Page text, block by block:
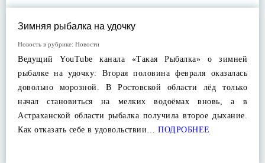
Зимняя рыбалка на удочку
Новость в рубрике: Новости
Ведущий YouTube канала «Такая Рыбалка» о зимней
рыбалке на удочку: Вторая половина февраля оказалась
довольно морозной. В Ростовской области лёд только
начал становиться на мелких водоёмах вновь, а в
Астраханской области рыбалка получила второе дыхание.
Как отказать себе в удовольствии… ПОДРОБНЕЕ